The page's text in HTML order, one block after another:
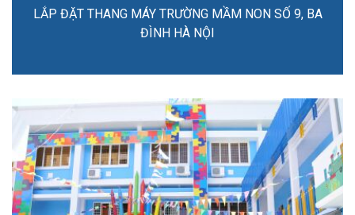
LẮP ĐẶT THANG MÁY TRƯỜNG MẦM NON SỐ 9, BA
ĐÌNH HÀ NỘI